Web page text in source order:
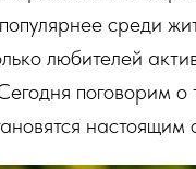
среди
любителей
поговорим